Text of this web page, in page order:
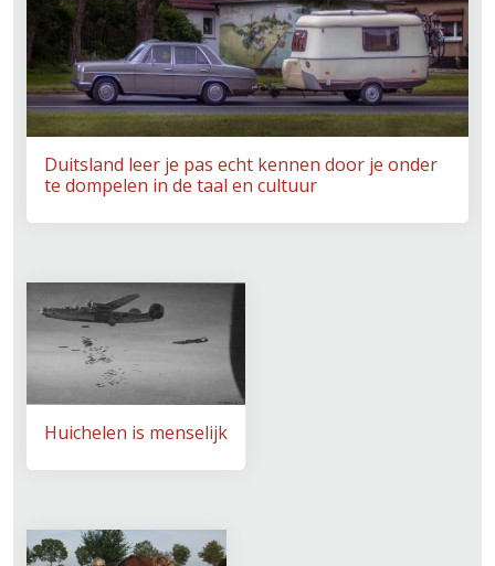
Duitsland leer je pas echt kennen door je onder
te dompelen in de taal en cultuur
Huichelen is menselijk